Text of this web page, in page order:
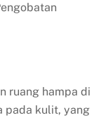
ruang hampa di
pada kulit, yang